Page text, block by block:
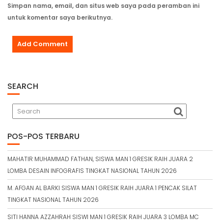
Simpan nama, email, dan situs web saya pada peramban ini
untuk komentar saya berikutnya.
SEARCH
POS-POS TERBARU
MAHATIR MUHAMMAD FATHAN, SISWA MAN 1 GRESIK RAIH JUARA 2
LOMBA DESAIN INFOGRAFIS TINGKAT NASIONAL TAHUN 2026
M. AFGAN AL BARKI SISWA MAN 1 GRESIK RAIH JUARA 1 PENCAK SILAT
TINGKAT NASIONAL TAHUN 2026
SITI HANNA AZZAHRAH SISWI MAN 1 GRESIK RAIH JUARA 3 LOMBA MC